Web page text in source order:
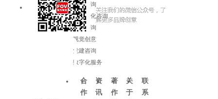
品牌咨询
企业文化咨询
增长咨询
视觉创意
党建咨询
数字化服务
合
作
资
讯
著
作
关
于
联
系